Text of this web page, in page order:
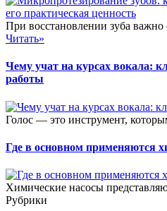
При восстановлении зуба
Читать»
Чему учат на курсах вокала:
работы
Голос — это инструмент,
Где в основном применяются
Химические насосы
Рубрики